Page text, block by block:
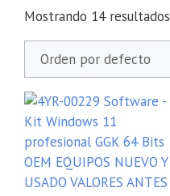
Mostrando 14 resultados